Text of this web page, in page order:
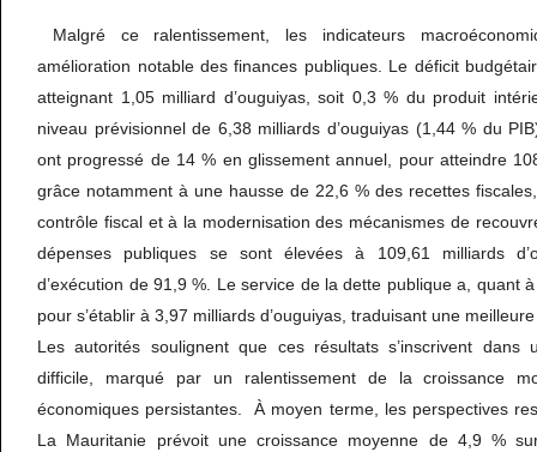
Malgré ce ralentissement, les indicateurs
amélioration notable des finances publiques. Le déficit
atteignant 1,05 milliard d’ouguiyas, soit 0,3 % du produit
niveau prévisionnel de 6,38 milliards d’ouguiyas (1,44 % du
ont progressé de 14 % en glissement annuel, pour atteindre
grâce notamment à une hausse de 22,6 % des recettes
contrôle fiscal et à la modernisation des mécanismes de
dépenses publiques se sont élevées à 109,61 milliards
d’exécution de 91,9 %. Le service de la dette publique a, quant
pour s’établir à 3,97 milliards d’ouguiyas, traduisant une
Les autorités soulignent que ces résultats s’inscrivent dans
difficile, marqué par un ralentissement de la croissance
économiques persistantes. À moyen terme, les perspectives
La Mauritanie prévoit une croissance moyenne de 4,9 %